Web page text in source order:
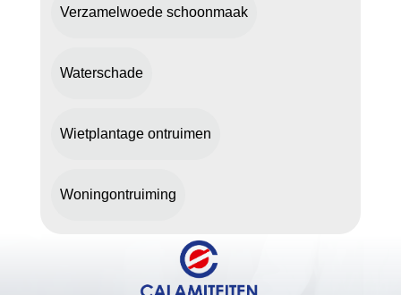
Verzamelwoede schoonmaak
Waterschade
Wietplantage ontruimen
Woningontruiming